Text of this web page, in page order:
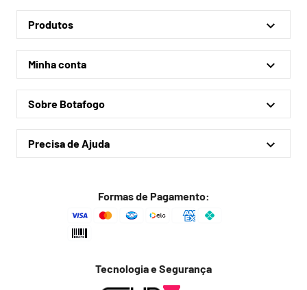
Produtos
Linha Oficial
Treino e Viagem
Coleções
Minha conta
Minha conta
Meus pedidos
Sobre Botafogo
Quem somos
Lojas físicas
Precisa de Ajuda
Trocas e devoluções
Formas de Pagamento:
Tecnologia e Segurança